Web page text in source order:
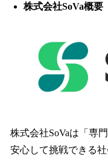
株式会社SoVa概要
株式会社SoVaは「専
安心して挑戦できる